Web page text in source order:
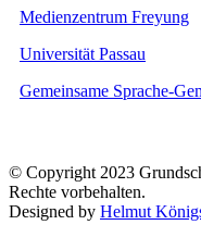
Medienzentrum Freyung
Universität Passau
Gemeinsame Sprache-
© Copyright 2023
Rechte vorbehalten.
Designed by Helmut